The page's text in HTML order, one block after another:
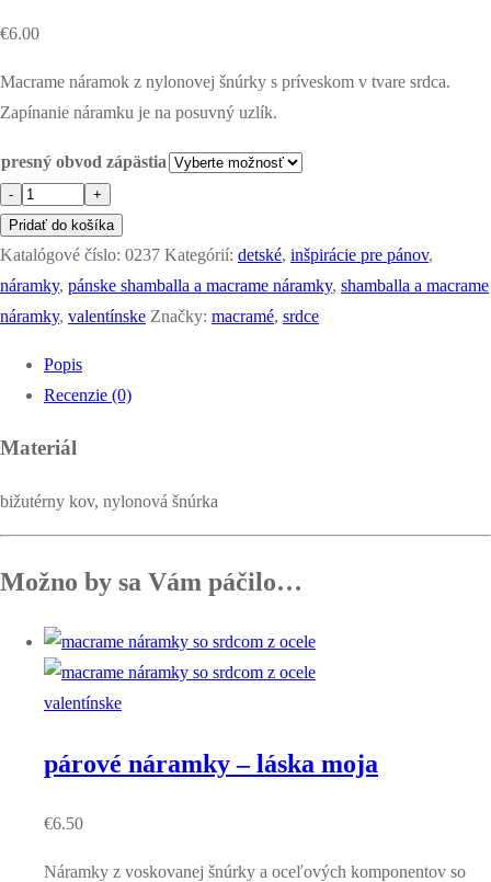
€6.00
Macrame náramok z nylonovej šnúrky s príveskom v tvare srdca.
Zapínanie náramku je na posuvný uzlík.
presný obvod zápästia
množstvo
macrame
náramok
-
srdce
-
+
Pridať do košíka
Katalógové číslo: 0237 Kategórií: detské, inšpirácie pre pánov,
náramky, pánske shamballa a macrame náramky, shamballa a macrame
náramky, valentínske Značky: macramé, srdce
Popis
Recenzie (0)
Materiál
bižutérny kov, nylonová šnúrka
Možno by sa Vám páčilo…
valentínske
párové náramky – láska moja
€6.50
Náramky z voskovanej šnúrky a oceľových komponentov so